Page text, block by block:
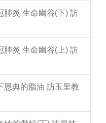
肺炎 生命幽谷(下) 訪
肺炎 生命幽谷(上) 訪
恩典的脂油 訪玉里教